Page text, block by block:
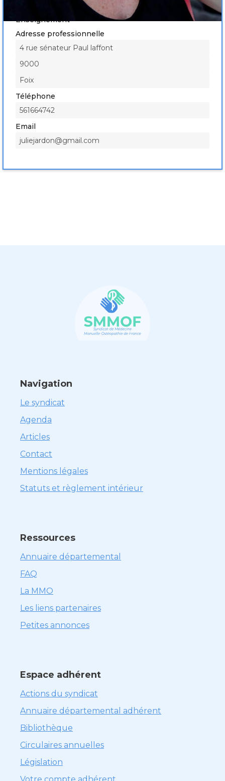
Enseignement
Adresse professionnelle
4 rue sénateur Paul laffont
9000
Foix
Téléphone
561664742
Email
juliejardon@gmail.com
Navigation
Le syndicat
Agenda
Articles
Contact
Mentions légales
Statuts et règlement intérieur
Ressources
Annuaire départemental
FAQ
La MMO
Les liens partenaires
Petites annonces
Espace adhérent
Actions du syndicat
Annuaire départemental adhérent
Bibliothèque
Circulaires annuelles
Législation
Votre compte adhérent